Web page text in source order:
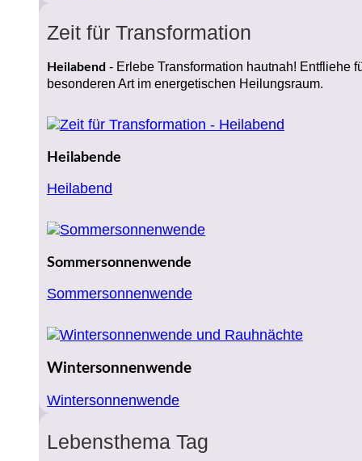
Zeit für Transformation
Heilabend - Erlebe Transformation hautnah! Entfliehe
besonderen Art im energetischen Heilungsraum.
Heilabende
Heilabend
Sommersonnenwende
Sommersonnenwende
Wintersonnenwende
Wintersonnenwende
Lebensthema Tag